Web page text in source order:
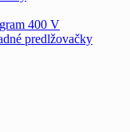
400 V
predlžovačky